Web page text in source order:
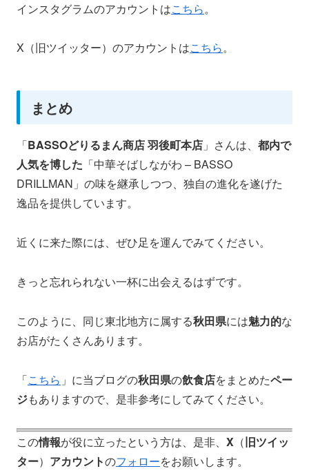
インスタグラムのアカウントはこちら。
X（旧ツイッター）のアカウントはこちら。
まとめ
「BASSOどりるまん商店 羽後町本店 」さんは、 都内で
人気を博した 「中華そばしながわ – BASSO
DRILLMAN」の味を継承しつつ、独自の進化を遂げた
逸品を提供しています。
近くに来た際には、ぜひ足を運んでみてください。
きっと忘れられない一杯に出会えるはずです。
このように、同じ東北地方に属する秋田県には魅力的な
お店がたくさんあります。
「こちら 」に当ブログの秋田県の飲食店をまとめたペー
ジもありますので、是非参考にしてみてください。
この情報が役に立ったという方は、是非、 X （旧ツイッ
ター） アカウントのフォローをお願いします。